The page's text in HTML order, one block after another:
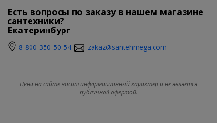
Есть вопросы по заказу в нашем магазине
сантехники?
Екатеринбург
8-800-350-50-54 zakaz@santehmega.com
Цена на сайте носит информационный характер и не является
публичной офертой.